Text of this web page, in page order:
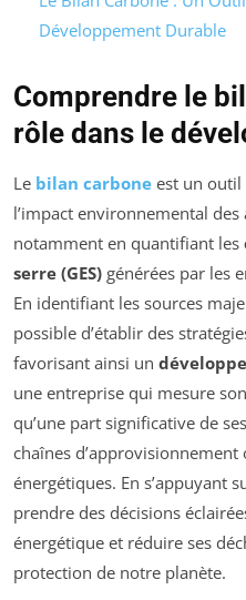
Développement Durable
Comprendre le
rôle dans le
Le bilan carbone est un
l’impact environnemental
notamment en quantifiant les
serre (GES) générées par les
En identifiant les sources
possible d’établir des
favorisant ainsi un
une entreprise qui mesure
qu’une part significative de
chaînes
énergétiques. En s’appuyant
prendre des décisions
énergétique et réduire ses
protection de notre planète.